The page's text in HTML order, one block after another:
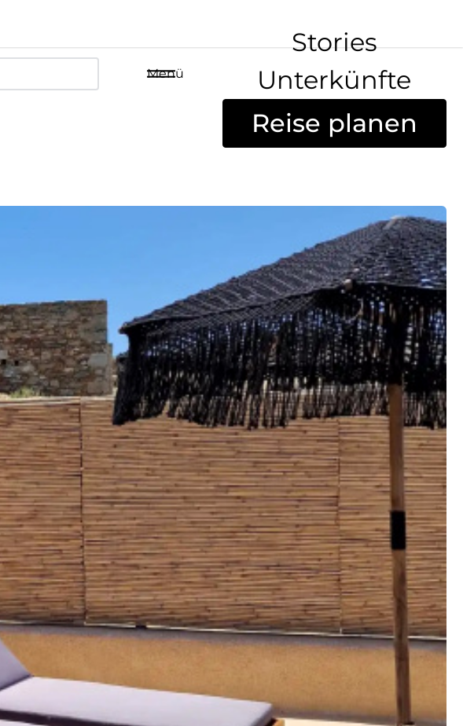
Menü
Stories
Unterkünfte
Reise planen